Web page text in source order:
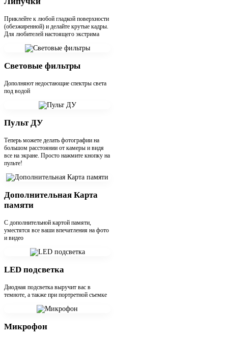
Приклейте к любой гладкой поверхности
(обезжиренной) и делайте крутые кадры.
Для любителей настоящего экстрима
Световые фильтры
Дополняют недостающие спектры света
под водой
Пульт ДУ
Теперь можете делать фотографии на
большом расстоянии от камеры и видя
все на экране. Просто нажмите кнопку на
пульте!
Дополнительная Карта
памяти
С дополнительной картой памяти,
уместятся все ваши впечатления на фото
и видео
LED подсветка
Диодная подсветка выручит вас в
темноте, а также при портретной съемке
Микрофон